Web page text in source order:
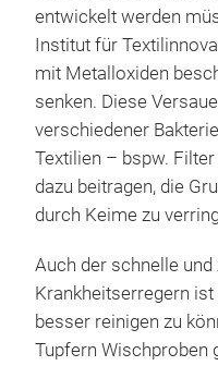
entwickelt werden
Institut für
mit Metalloxiden
senken. Diese
verschiedener
Textilien – bspw.
dazu beitragen, die
durch Keime zu
Auch der schnelle
Krankheitserregern
besser reinigen zu
Tupfern Wischproben